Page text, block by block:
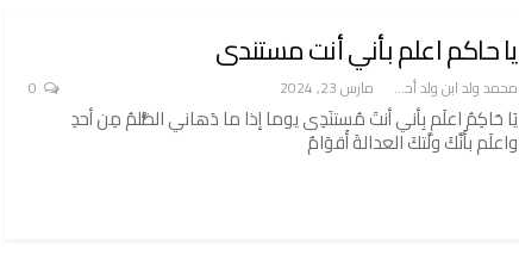
يا حاكم اعلم بأني أنت مستندى
محمد ولد ابن ولد أحميدا مارس 23, 2024
يَا حَاكِمُ اعلَم بِأني أنتَ مُستنَدِى يوما إذا ما دَهاني الظُّلمُ مِن أحدِ
واعلَم بأَنَّكَ ولَّتكَ العدالةَ أَقوَامٌ